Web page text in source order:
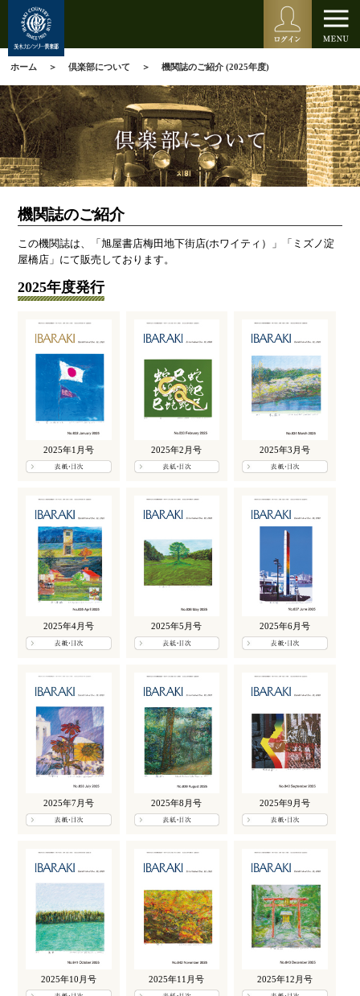
ホーム 倶楽部について 機関誌のご紹介 (2025年度)
機関誌のご紹介
この機関誌は、「旭屋書店梅田地下街店(ホワイティ）」「ミズノ淀
屋橋店」にて販売しております。
2025年度発行
2025年1月号 2025年2月号 2025年3月号
2025年4月号 2025年5月号 2025年6月号
2025年7月号 2025年8月号 2025年9月号
2025年10月号 2025年11月号 2025年12月号